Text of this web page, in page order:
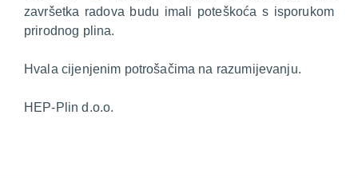
završetka radova budu imali poteškoća s isporukom
prirodnog plina.
Hvala cijenjenim potrošačima na razumijevanju.
HEP-Plin d.o.o.